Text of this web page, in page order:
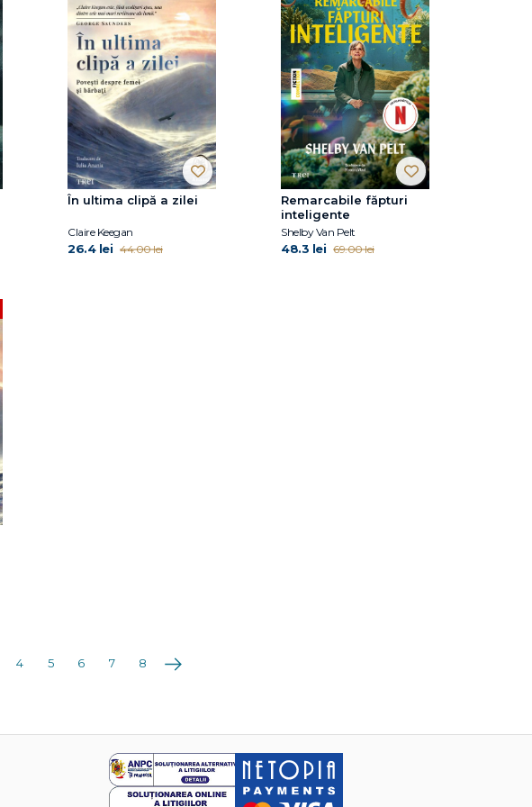
În ultima clipă a zilei
Claire Keegan
26.4 lei 44.00 lei
Remarcabile făpturi
inteligente
Shelby Van Pelt
48.3 lei 69.00 lei
4 5 6 7 8 Următoarea